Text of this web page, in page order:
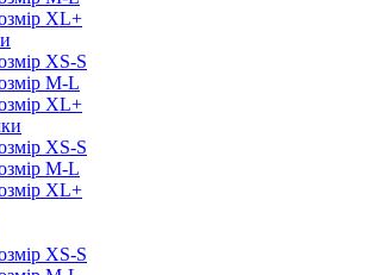
XL+
XS-S
M-L
XL+
XS-S
M-L
XL+
XS-S